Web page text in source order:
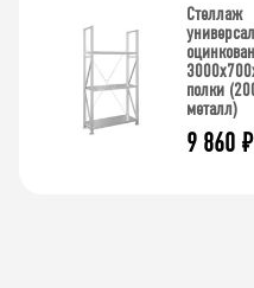
Стеллаж
полки
металл)
9 860 ₽